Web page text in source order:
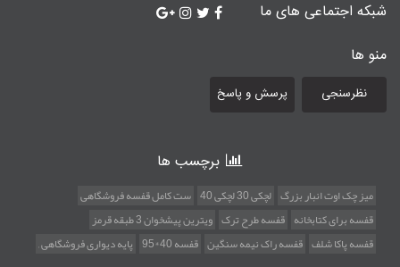
شبکه اجتماعی های ما
منو ها
نظرسنجی پرسش و پاسخ
برچسب ها
میز چک اوت انبار بزرگ لچکی 30 لچکی 40
ست کامل قفسه فروشگاهی
قفسه برای کتابخانه قفسه طرح ترک ویترین پیشخوان 3 طبقه قرمز
قفسه پاکا شلف قفسه راک نیمه سنگین قفسه 40*95 پایه دیواری فروشگاهی ,